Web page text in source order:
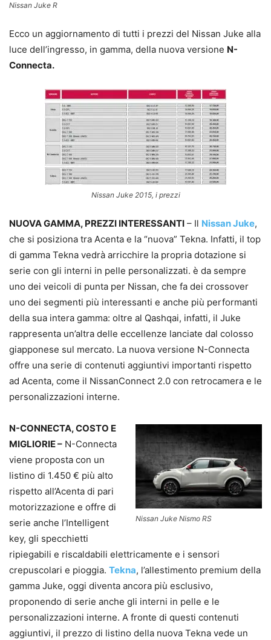
Nissan Juke R
Ecco un aggiornamento di tutti i prezzi del Nissan Juke alla
luce dell’ingresso, in gamma, della nuova versione N-
Connecta.
Nissan Juke 2015, i prezzi
NUOVA GAMMA, PREZZI INTERESSANTI – Il Nissan Juke,
che si posiziona tra Acenta e la “nuova” Tekna. Infatti, il top
di gamma Tekna vedrà arricchire la propria dotazione si
serie con gli interni in pelle personalizzati. è da sempre
uno dei veicoli di punta per Nissan, che fa dei crossover
uno dei segmenti più interessanti e anche più performanti
della sua intera gamma: oltre al Qashqai, infatti, il Juke
rappresenta un’altra delle eccellenze lanciate dal colosso
giapponese sul mercato. La nuova versione N-Connecta
offre una serie di contenuti aggiuntivi importanti rispetto
ad Acenta, come il NissanConnect 2.0 con retrocamera e le
personalizzazioni interne.
Nissan Juke Nismo RS
N-CONNECTA, COSTO E
MIGLIORIE – N-Connecta
viene proposta con un
listino di 1.450 € più alto
rispetto all’Acenta di pari
motorizzazione e offre di
serie anche l’Intelligent
key, gli specchietti
ripiegabili e riscaldabili elettricamente e i sensori
crepuscolari e pioggia. Tekna, l’allestimento premium della
gamma Juke, oggi diventa ancora più esclusivo,
proponendo di serie anche gli interni in pelle e le
personalizzazioni interne. A fronte di questi contenuti
aggiuntivi, il prezzo di listino della nuova Tekna vede un